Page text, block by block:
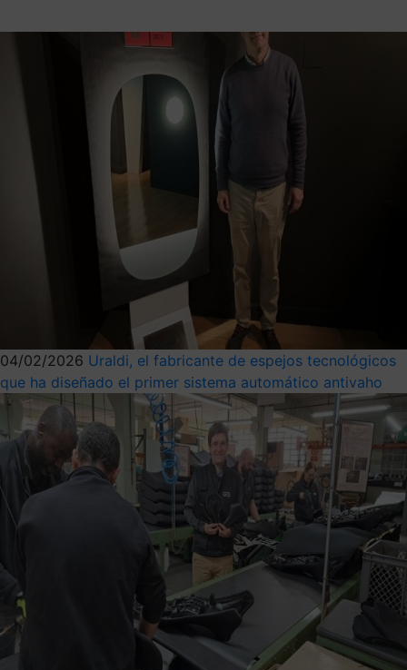
04/02/2026 Uraldi, el fabricante de espejos tecnológicos
que ha diseñado el primer sistema automático antivaho